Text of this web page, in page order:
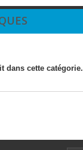
dans cette catégorie.